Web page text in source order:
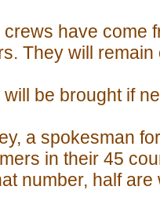
have come
They will
be brought if
a spokesman
in their 45
number, half